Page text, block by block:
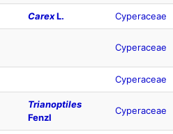
CarexL. Cyperaceae
Cyperaceae
Cyperaceae
Trianoptiles
Fenzl
Cyperaceae